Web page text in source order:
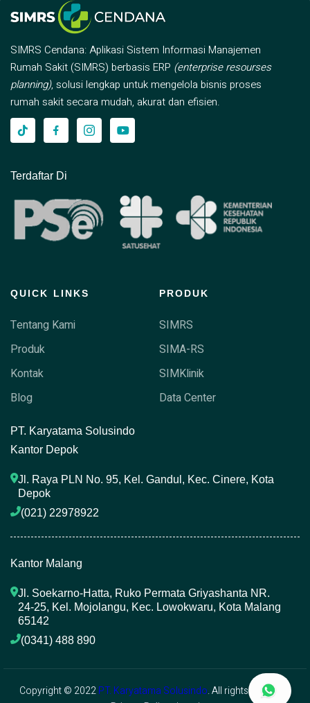
SIMRS Cendana: Aplikasi Sistem Informasi Manajemen
Rumah Sakit (SIMRS) berbasis ERP (enterprise resourses
planning), solusi lengkap untuk mengelola bisnis proses
rumah sakit secara mudah, akurat dan efisien.
Terdaftar Di
QUICK LINKS
Tentang Kami
Produk
Kontak
Blog
PRODUK
SIMRS
SIMA-RS
SIMKlinik
Data Center
PT. Karyatama Solusindo
Kantor Depok
Jl. Raya PLN No. 95, Kel. Gandul, Kec. Cinere, Kota
Depok
(021) 22978922
Kantor Malang
Jl. Soekarno-Hatta, Ruko Permata Griyashanta NR.
24-25, Kel. Mojolangu, Kec. Lowokwaru, Kota Malang
65142
(0341) 488 890
Copyright © 2022PT. Karyatama Solusindo. All rights reserved.